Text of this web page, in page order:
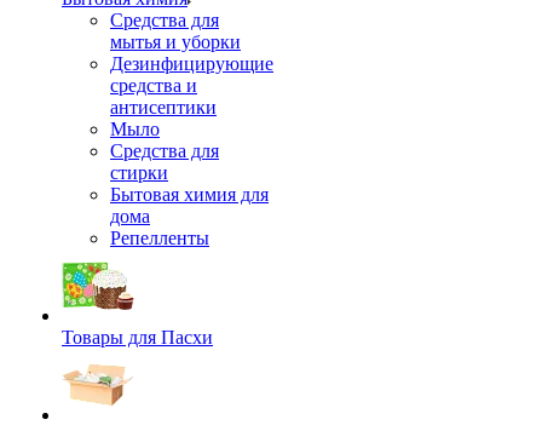
Средства для
мытья и уборки
Дезинфицирующие
средства и
антисептики
Мыло
Средства для
стирки
Бытовая химия для
дома
Репелленты
Товары для Пасхи